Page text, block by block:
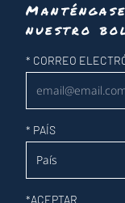
nuestro
Newsletter
* CORREO
* PAÍS
*ACEPTAR